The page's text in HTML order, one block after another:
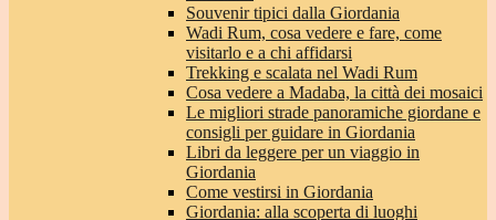
Souvenir tipici dalla Giordania
Wadi Rum, cosa vedere e fare, come
visitarlo e a chi affidarsi
Trekking e scalata nel Wadi Rum
Cosa vedere a Madaba, la città dei mosaici
Le migliori strade panoramiche giordane e
consigli per guidare in Giordania
Libri da leggere per un viaggio in
Giordania
Come vestirsi in Giordania
Giordania: alla scoperta di luoghi